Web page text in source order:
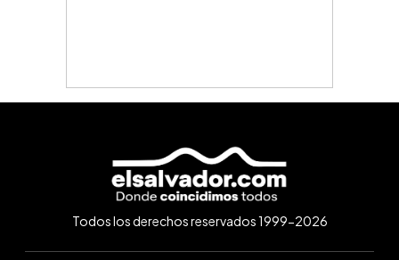
Todos los derechos reservados 1999-2026